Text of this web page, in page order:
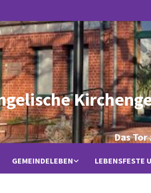
Das
GEMEINDELEBEN LEBENSFESTE